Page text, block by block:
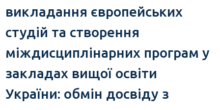
викладання європейських
студій та створення
міждисциплінарних програм у
закладах вищої освіти
України: обмін досвіду з